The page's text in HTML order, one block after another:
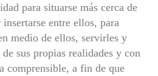
para situarse más cerca de
entre ellos, para
medio de ellos, servirles y
sus propias realidades y con
comprensible, a fin de que